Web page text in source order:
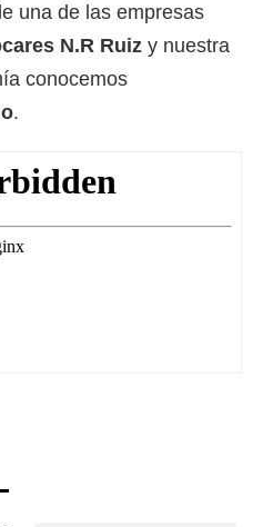
una de las empresas
N.R Ruiz y nuestra
conocemos
.